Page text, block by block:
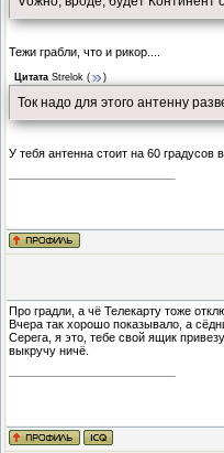
Тежи грабли, что и рикор....
Цитата Strelok ( )
Ток надо для этого антенну
У тебя антенна стоит на 60 градусов
Про градли, а чё Телекарту тоже
Вчера так хорошо показывало, а
Серега, я это, тебе свой ящик
выкручу ничё.